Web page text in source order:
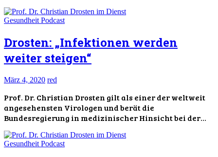
Gesundheit Podcast
Drosten: „Infektionen werden
weiter steigen“
März 4, 2020 red
Prof. Dr. Christian Drosten gilt als einer der weltweit
angesehensten Virologen und berät die
Bundesregierung in medizinischer Hinsicht bei der…
Gesundheit Podcast